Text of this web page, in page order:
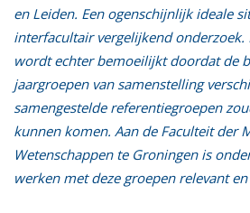
en Leiden. Een ogenschijnlijk ideale
interfacultair vergelijkend
wordt echter bemoeilijkt doordat de
jaargroepen van samenstelling
samengestelde referentiegroepen
kunnen komen. Aan de Faculteit der
Wetenschappen te Groningen is
werken met deze groepen relevant